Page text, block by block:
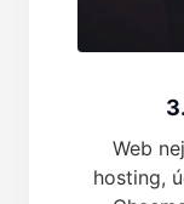
Web
hosting,